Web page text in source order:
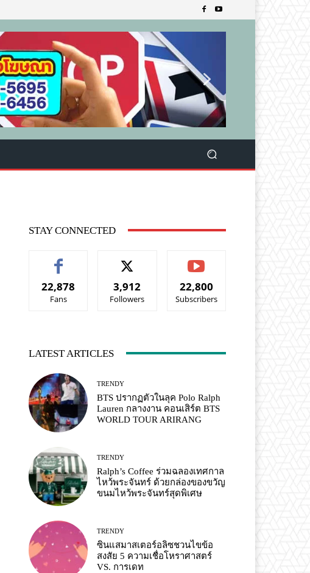
STAY CONNECTED
22,878
Fans
3,912
Followers
22,800
Subscribers
LATEST ARTICLES
TRENDY
BTS ปรากฏตัวในลุค Polo Ralph
Lauren กลางงาน คอนเสิร์ต BTS
WORLD TOUR ARIRANG
TRENDY
Ralph’s Coffee ร่วมฉลองเทศกาล
ไหว้พระจันทร์ ด้วยกล่องของขวัญ
ขนมไหว้พระจันทร์สุดพิเศษ
TRENDY
ซินแสมาสเตอร์อลิซชวนไขข้อ
สงสัย 5 ความเชื่อโหราศาสตร์
VS. การเดท